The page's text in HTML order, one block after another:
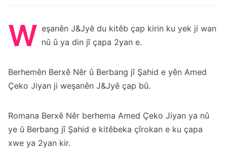
W eşanên J&Jyê du kitêb çap kirin ku yek ji wan
nû û ya din jî çapa 2yan e.
Berhemên Berxê Nêr û Berbang jî Şahid e yên Amed
Çeko Jiyan ji weşanên J&Jyê çap bû.
Romana Berxê Nêr berhema Amed Çeko Jiyan ya nû
ye û Berbang jî Şahid e kitêbeka çîrokan e ku çapa
xwe ya 2yan kir.